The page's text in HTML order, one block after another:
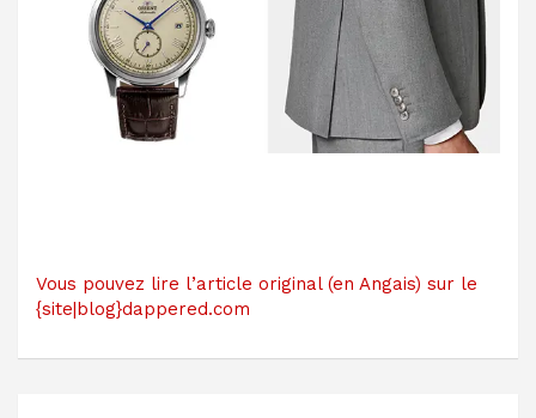
Vous pouvez lire l’article original (en Angais) sur le
{site|blog}dappered.com